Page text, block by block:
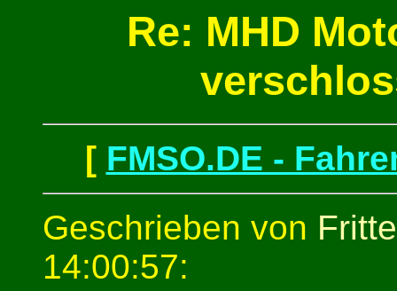
Re: MHD
[ FMSO.DE -
Geschrieben von
14:00:57: